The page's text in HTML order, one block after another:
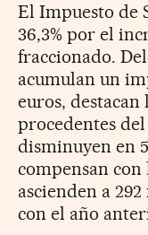
El Impuesto de
36,3% por el
fraccionado.
acumulan un
euros,
procedentes del
disminuyen en
compensan
ascienden a
con el año